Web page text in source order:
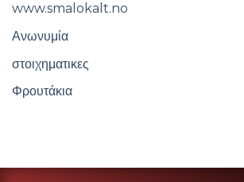
www.smalokalt.no
Ανωνυμία
στοιχηματικες
Φρουτάκια